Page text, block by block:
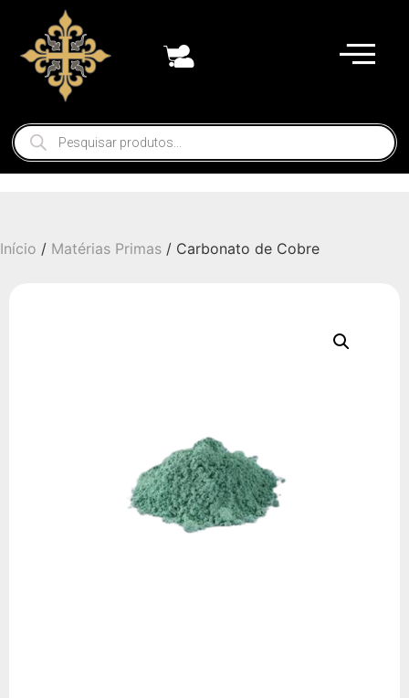
Início / Matérias Primas / Carbonato de Cobre